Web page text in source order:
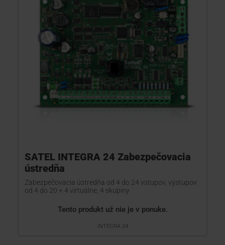
SATEL INTEGRA 24 Zabezpečovacia
ústredňa
Zabezpečovacia ústredňa od 4 do 24 vstupov, výstupov
od 4 do 20 + 4 virtuálne, 4 skupiny
Tento produkt už nie je v ponuke.
INTEGRA 24